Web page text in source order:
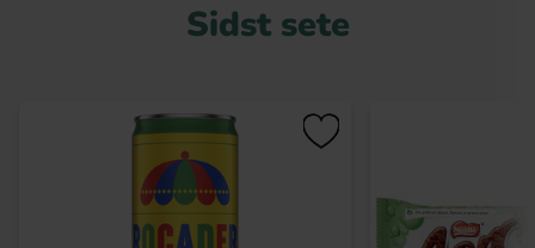
Sidst sete